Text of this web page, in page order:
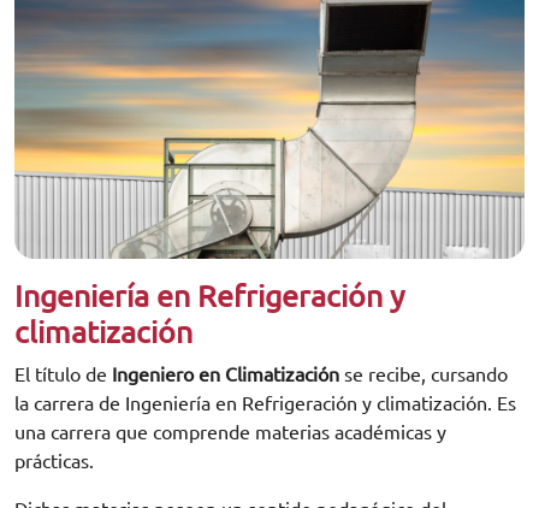
Ingeniería en Refrigeración y
climatización
El título de Ingeniero en Climatización se recibe, cursando
la carrera de Ingeniería en Refrigeración y climatización. Es
una carrera que comprende materias académicas y
prácticas.